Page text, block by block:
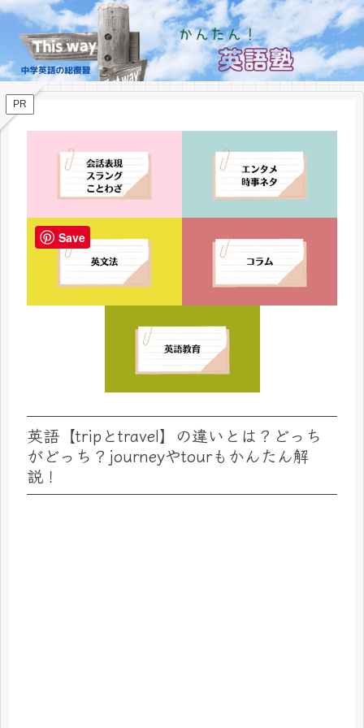
PR
英語【tripとtravel】の違いとは？どっち
がどっち？journeyやtourもかんたん解
説！
Save